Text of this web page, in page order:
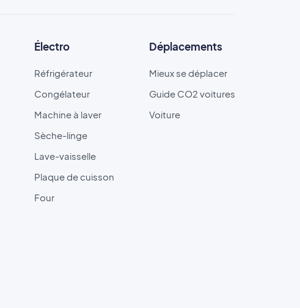
Électro
Réfrigérateur
Congélateur
Machine à laver
Sèche-linge
Lave-vaisselle
Plaque de cuisson
Four
Déplacements
Mieux se déplacer
Guide CO2 voitures
Voiture